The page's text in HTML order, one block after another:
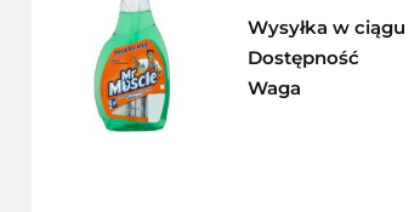
Wysyłka w ciągu
Dostępność
Waga